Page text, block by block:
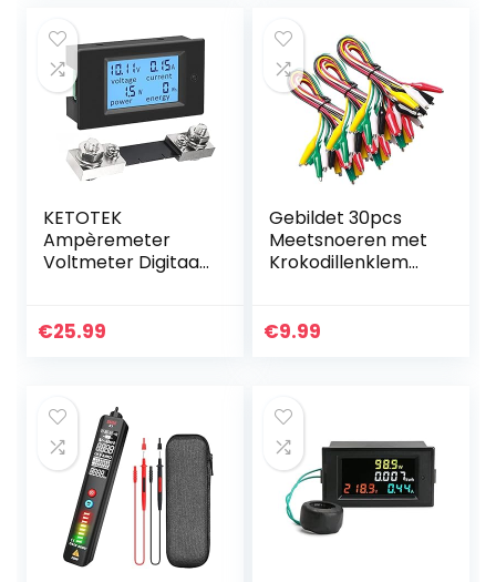
KETOTEK
Ampèremeter
Voltmeter Digitaal
Amp Watt KWh
€25.99
Gebildet 30pcs
Meetsnoeren met
Krokodillenklemm
Dubbelzijdige
€9.99